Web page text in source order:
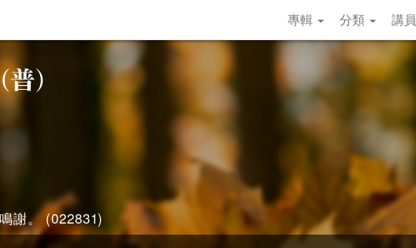
專輯 分類 講員
謝。 (022831)